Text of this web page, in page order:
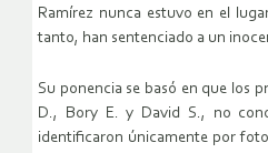
Ramírez nunca estuvo en el
tanto, han sentenciado a un
Su ponencia se basó en que los
D., Bory E. y David S., no
identificaron únicamente por